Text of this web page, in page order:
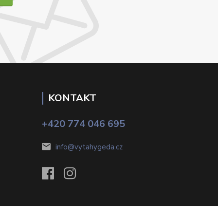
KONTAKT
+420 774 046 695
info@vytahygeda.cz